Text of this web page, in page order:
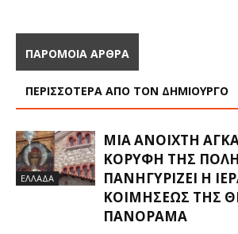
ΠΑΡΟΜΟΙΑ ΑΡΘΡΑ
ΠΕΡΙΣΣΟΤΕΡΑ ΑΠΟ ΤΟΝ ΔΗΜΙΟΥΡΓΟ
ΕΛΛΑΔΑ
ΜΙΑ ΑΝΟΙΧΤΉ
ΚΟΡΥΦΉ ΤΗΣ
ΠΑΝΗΓΥΡΊΖΕΙ Η
ΚΟΙΜΉΣΕΩΣ ΤΗΣ
ΠΑΝΌΡΑΜΑ